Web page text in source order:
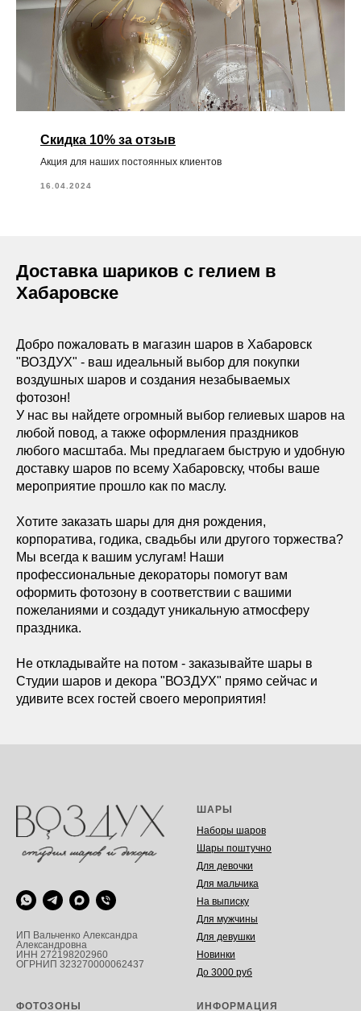
Скидка 10% за отзыв
Акция для наших постоянных клиентов
16.04.2024
Доставка шариков с гелием в
Хабаровске
Добро пожаловать в магазин шаров в Хабаровск
"ВОЗДУХ" - ваш идеальный выбор для покупки
воздушных шаров и создания незабываемых
фотозон!
У нас вы найдете огромный выбор гелиевых шаров на
любой повод, а также оформления праздников
любого масштаба. Мы предлагаем быструю и удобную
доставку шаров по всему Хабаровску, чтобы ваше
мероприятие прошло как по маслу.
Хотите заказать шары для дня рождения,
корпоратива, годика, свадьбы или другого торжества?
Мы всегда к вашим услугам! Наши
профессиональные декораторы помогут вам
оформить фотозону в соответствии с вашими
пожеланиями и создадут уникальную атмосферу
праздника.
Не откладывайте на потом - заказывайте шары в
Студии шаров и декора "ВОЗДУХ" прямо сейчас и
удивите всех гостей своего мероприятия!
ИП Вальченко Александра
Александровна
ИНН 272198202960
ОГРНИП 323270000062437
ШАРЫ
Наборы шаров
Шары поштучно
Для девочки
Для мальчика
На выписку
Для мужчины
Для девушки
Новинки
До 3000 руб
ФОТОЗОНЫ ИНФОРМАЦИЯ